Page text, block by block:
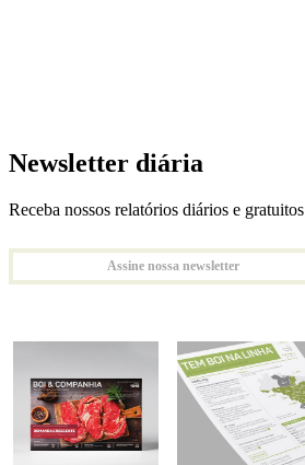
Newsletter diária
Receba nossos relatórios diários e gratuitos
Assine nossa newsletter